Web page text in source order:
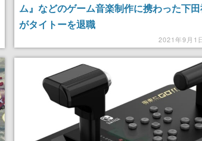
ム』などのゲーム音楽制作に携わった下
がタイトーを退職
2021年9月1